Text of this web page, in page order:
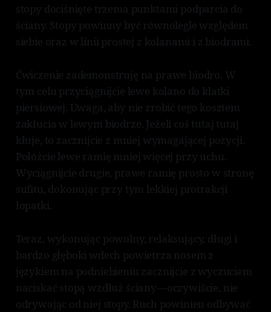
stopy dociśnięte trzema punktami podparcia do
ściany. Stopy powinny być równolegle względem
siebie oraz w linii prostej z kolanami i z biodrami.
Ćwiczenie zademonstruję na prawe biodro. W
tym celu przyciągnijcie lewe kolano do klatki
piersiowej. Uwaga, aby nie zrobić tego kosztem
zakłucia w lewym biodrze. Jeżeli coś tutaj tutaj
kłuje, to zacznijcie z mniej wymagającej pozycji.
Połóżcie lewe ramię mniej więcej przy uchu.
Wyciągnijcie drugie, prawe ramię prosto w stronę
sufitu, dokonując przy tym lekkiej protrakcji
łopatki.
Teraz, wykonując powolny, relaksujący, długi i
bardzo głęboki wdech powietrza nosem z
językiem na podniebieniu zacznijcie z wyczuciem
naciskać stopą wzdłuż ściany—oczywiście, nie
odrywając od niej stopy. Ruch powinien odbywać